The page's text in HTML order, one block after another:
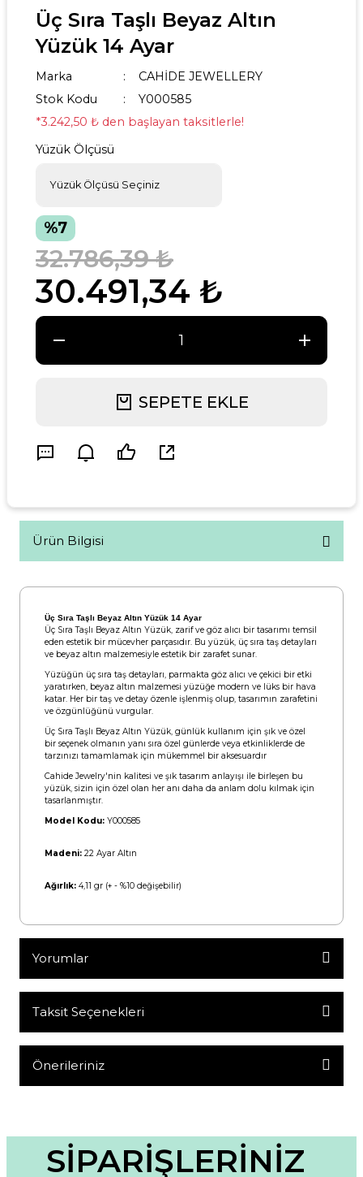
Üç Sıra Taşlı Beyaz Altın
Yüzük 14 Ayar
Marka
CAHİDE JEWELLERY
Stok Kodu
Y000585
*3.242,50 ₺ den başlayan taksitlerle!
Yüzük Ölçüsü
%7
30.491,34 ₺
32.786,39 ₺
SEPETE EKLE
Ürün Bilgisi
Üç Sıra Taşlı Beyaz Altın Yüzük 14 Ayar
Üç Sıra Taşlı Beyaz Altın Yüzük, zarif ve göz alıcı bir tasarımı temsil
eden estetik bir mücevher parçasıdır. Bu yüzük, üç sıra taş detayları
ve beyaz altın malzemesiyle estetik bir zarafet sunar.
Yüzüğün üç sıra taş detayları, parmakta göz alıcı ve çekici bir etki
yaratırken, beyaz altın malzemesi yüzüğe modern ve lüks bir hava
katar. Her bir taş ve detay özenle işlenmiş olup, tasarımın zarafetini
ve özgünlüğünü vurgular.
Üç Sıra Taşlı Beyaz Altın Yüzük, günlük kullanım için şık ve özel
bir seçenek olmanın yanı sıra özel günlerde veya etkinliklerde de
tarzınızı tamamlamak için mükemmel bir aksesuardır
Cahide Jewelry'nin kalitesi ve şık tasarım anlayışı ile birleşen bu
yüzük, sizin için özel olan her anı daha da anlam dolu kılmak için
tasarlanmıştır.
Model Kodu: Y000585
Madeni: 22 Ayar Altın
Ağırlık: 4,11 gr (+ - %10 değişebilir)
Yorumlar
Bu ürüne ilk yorumu siz yapın!
Taksit Seçenekleri
Önerileriniz
Görüş ve önerileriniz için teşekkür ederiz.
SİPARİŞLERİNİZ